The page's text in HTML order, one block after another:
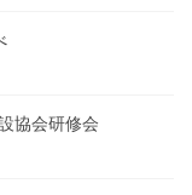
協会研修会